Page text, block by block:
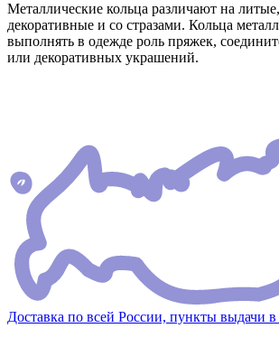
Металлические кольца различают на
декоративные и со стразами. Кольца
выполнять в одежде роль пряжек,
или декоративных украшений.
Доставка по всей России, пункты выдачи